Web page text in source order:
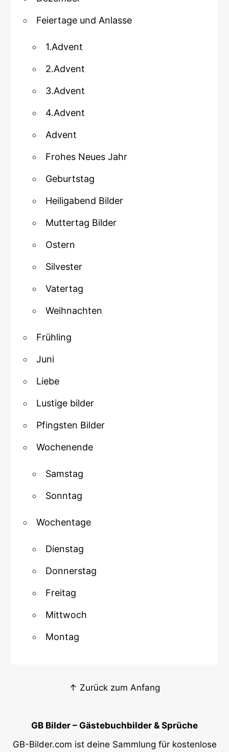
Feiertage und Anlasse
1.Advent
2.Advent
3.Advent
4.Advent
Advent
Frohes Neues Jahr
Geburtstag
Heiligabend Bilder
Muttertag Bilder
Ostern
Silvester
Vatertag
Weihnachten
Frühling
Juni
Liebe
Lustige bilder
Pfingsten Bilder
Wochenende
Samstag
Sonntag
Wochentage
Dienstag
Donnerstag
Freitag
Mittwoch
Montag
↑ Zurück zum Anfang
GB Bilder – Gästebuchbilder & Sprüche
GB-Bilder.com ist deine Sammlung für kostenlose